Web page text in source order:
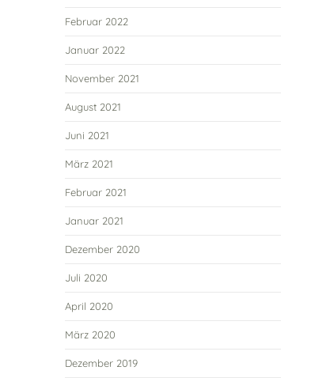
Februar 2022
Januar 2022
November 2021
August 2021
Juni 2021
März 2021
Februar 2021
Januar 2021
Dezember 2020
Juli 2020
April 2020
März 2020
Dezember 2019